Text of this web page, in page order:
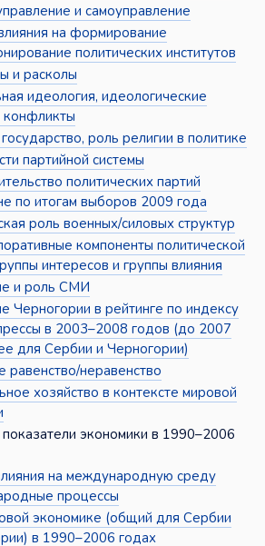
и самоуправление
на формирование
политических институтов
и расколы
идеология, идеологические
конфликты
роль религии в политике
партийной системы
политических партий
по итогам выборов 2009 года
роль военных/силовых структур
компоненты политической
интересов и группы влияния
и роль СМИ
Черногории в рейтинге по индексу
в 2003–2008 годов (до 2007
для Сербии и Черногории)
равенство/неравенство
хозяйство в контексте мировой
экономики в 1990–2006
на международную среду
процессы
экономике (общий для Сербии
в 1990–2006 годах